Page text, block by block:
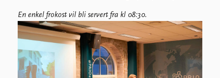
En enkel frokost vil bli servert fra kl 08:30.